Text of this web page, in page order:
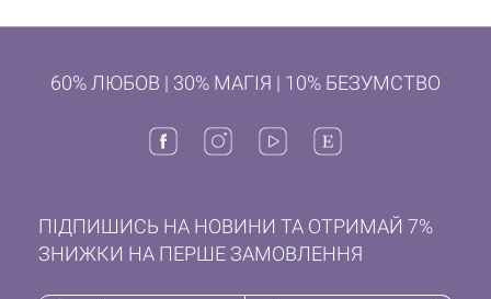
60% ЛЮБОВ | 30% МАГІЯ | 10% БЕЗУМСТВО
ПІДПИШИСЬ НА НОВИНИ ТА ОТРИМАЙ 7%
ЗНИЖКИ НА ПЕРШЕ ЗАМОВЛЕННЯ